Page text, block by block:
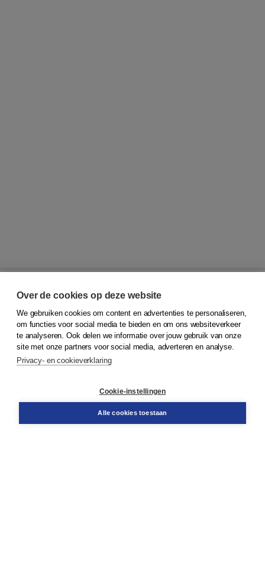
© 2026Koninklijke Boom uitgevers
Klantenservice
Service & informatie
Contact
Over de cookies op deze website
We gebruiken cookies om content en advertenties te personaliseren,
om functies voor social media te bieden en om ons websiteverkeer
te analyseren. Ook delen we informatie over jouw gebruik van onze
site met onze partners voor social media, adverteren en analyse.
Privacy- en cookieverklaring
Cookie-instellingen
Alle cookies toestaan